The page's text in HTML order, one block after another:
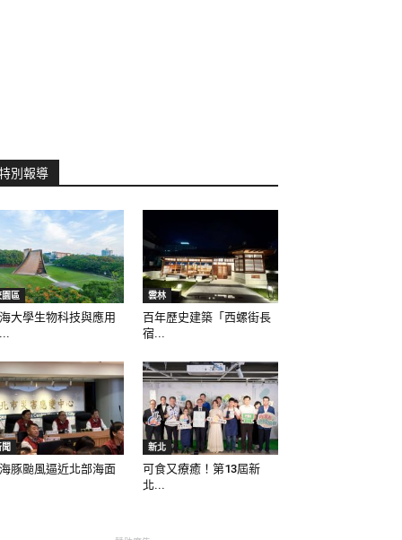
別報導
區
大學生物科技與應用
雲林
百年歷史建築「西螺街長
宿...
豚颱風逼近北部海面
新北
可食又療癒！第13屆新
北...